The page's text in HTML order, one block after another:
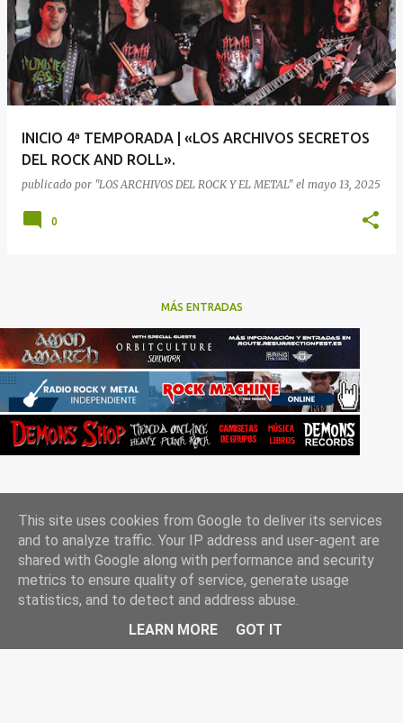
INICIO 4ª TEMPORADA | «LOS ARCHIVOS SECRETOS
DEL ROCK AND ROLL».
publicado por "LOS ARCHIVOS DEL ROCK Y EL METAL" el mayo 13, 2025
0
MÁS ENTRADAS
Con la tecnología de Blogger
Rockgle.es 2010-2025
This site uses cookies from Google to deliver its services
and to analyze traffic. Your IP address and user-agent are
shared with Google along with performance and security
metrics to ensure quality of service, generate usage
statistics, and to detect and address abuse.
LEARN MORE
GOT IT